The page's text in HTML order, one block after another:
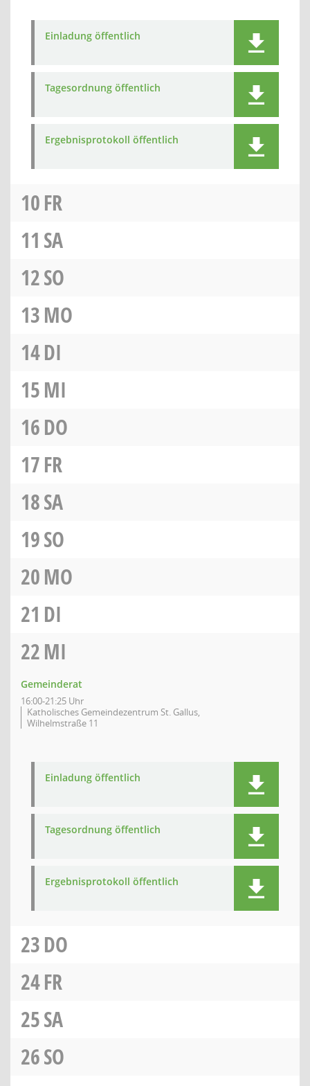
Einladung öffentlich
Tagesordnung öffentlich
Ergebnisprotokoll öffentlich
10FR
11 SA
12SO
13MO
14DI
15MI
16DO
17FR
18SA
19SO
20MO
21 DI
22MI
Gemeinderat
16:00-21:25 Uhr
Katholisches Gemeindezentrum St. Gallus,
Wilhelmstraße 11
Einladung öffentlich
Tagesordnung öffentlich
Ergebnisprotokoll öffentlich
23DO
24FR
25SA
26SO